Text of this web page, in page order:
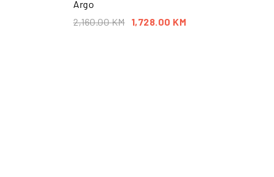
Argo
2,160.00KM 1,728.00 KM